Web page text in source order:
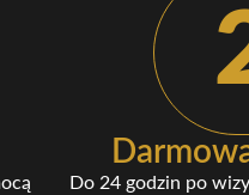
Do 24 godzin po